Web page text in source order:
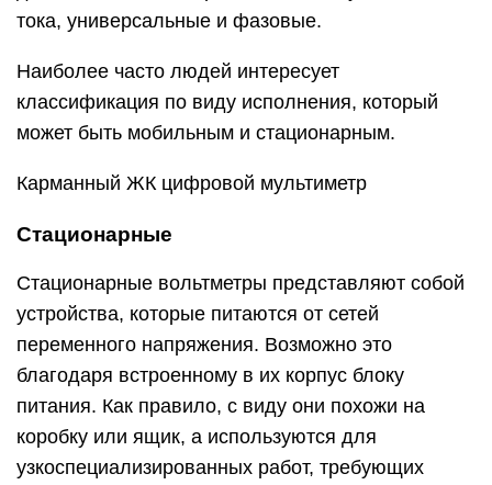
тока, универсальные и фазовые.
Наиболее часто людей интересует
классификация по виду исполнения, который
может быть мобильным и стационарным.
Карманный ЖК цифровой мультиметр
Стационарные
Стационарные вольтметры представляют собой
устройства, которые питаются от сетей
переменного напряжения. Возможно это
благодаря встроенному в их корпус блоку
питания. Как правило, с виду они похожи на
коробку или ящик, а используются для
узкоспециализированных работ, требующих